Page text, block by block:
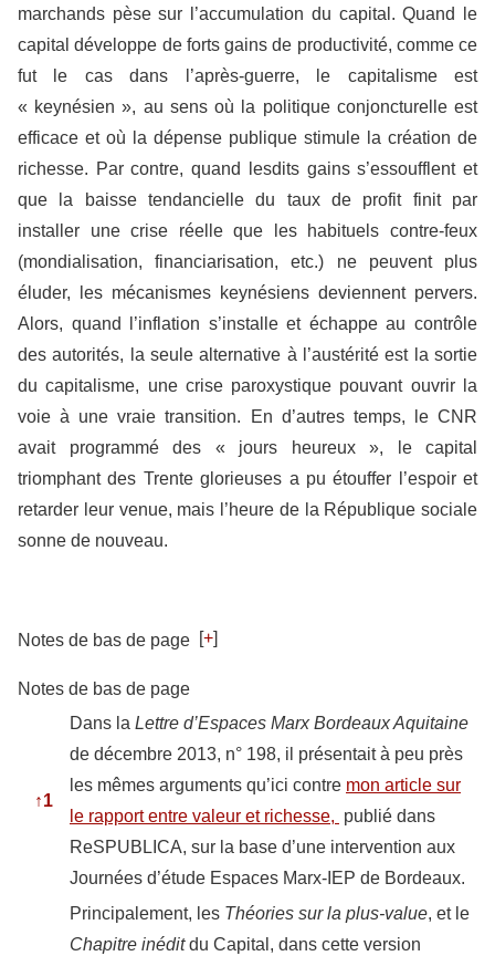
marchands pèse sur l’accumulation du capital. Quand le
capital développe de forts gains de productivité, comme ce
fut le cas dans l’après-guerre, le capitalisme est
« keynésien », au sens où la politique conjoncturelle est
efficace et où la dépense publique stimule la création de
richesse. Par contre, quand lesdits gains s’essoufflent et
que la baisse tendancielle du taux de profit finit par
installer une crise réelle que les habituels contre-feux
(mondialisation, financiarisation, etc.) ne peuvent plus
éluder, les mécanismes keynésiens deviennent pervers.
Alors, quand l’inflation s’installe et échappe au contrôle
des autorités, la seule alternative à l’austérité est la sortie
du capitalisme, une crise paroxystique pouvant ouvrir la
voie à une vraie transition. En d’autres temps, le CNR
avait programmé des « jours heureux », le capital
triomphant des Trente glorieuses a pu étouffer l’espoir et
retarder leur venue, mais l’heure de la République sociale
sonne de nouveau.
Notes de bas de page [+]
Notes de bas de page
↑1
Dans la Lettre d’Espaces Marx Bordeaux Aquitaine
de décembre 2013, n° 198, il présentait à peu près
les mêmes arguments qu’ici contre mon article sur
le rapport entre valeur et richesse, publié dans
ReSPUBLICA, sur la base d’une intervention aux
Journées d’étude Espaces Marx-IEP de Bordeaux.
Principalement, les Théories sur la plus-value, et le
Chapitre inéditdu Capital, dans cette version